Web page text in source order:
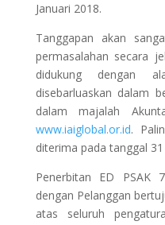
Januari 2018.
Tanggapan akan
permasalahan secara
didukung dengan
disebarluaskan dalam
dalam majalah
www.iaiglobal.or.id.
diterima pada tanggal
Penerbitan ED PSAK
dengan Pelanggan
atas seluruh